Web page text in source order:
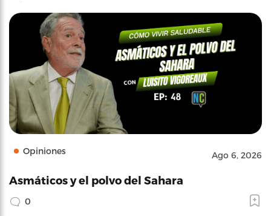
Opiniones Ago 6, 2026
Asmáticos y el polvo del Sahara
0